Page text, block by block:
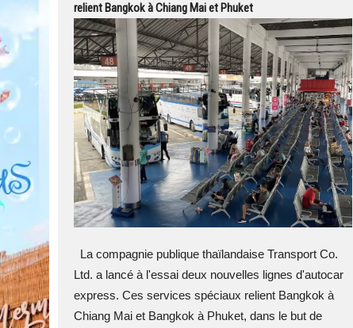
relient Bangkok à Chiang Mai et Phuket
La compagnie publique thaïlandaise Transport Co.
Ltd. a lancé à l'essai deux nouvelles lignes d'autocar
express. Ces services spéciaux relient Bangkok à
Chiang Mai et Bangkok à Phuket, dans le but de